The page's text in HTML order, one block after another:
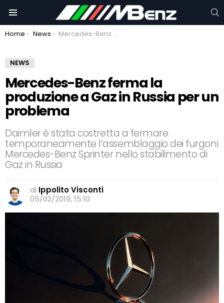
You are here:
Home News Mercedes-Benz ferma la produzione a Gaz in Russia per un problema
NEWS
Mercedes-Benz ferma la
produzione a Gaz in Russia per un
problema
Daimler è stata costretta a fermare
temporaneamente l’assemblaggio dei furgoni
Mercedes-Benz Sprinter nello stabilimento di
Gaz in Russia
di Ippolito Visconti
05/02/2019, 15:10